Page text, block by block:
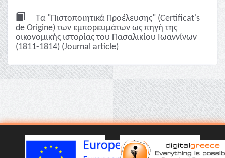
Τα "Πιστοποιητικά Προέλευσης" (Certificat's
de Origine) των εμπορευμάτων ως πηγή της
οικονομικής ιστορίας του Πασαλικίου Ιωαννίνων
(1811-1814) (Journal article)